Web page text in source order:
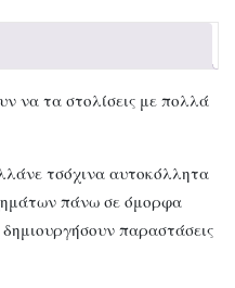
να τα στολίσεις με πολλά
τσόχινα αυτοκόλλητα
πάνω σε όμορφα
παραστάσεις